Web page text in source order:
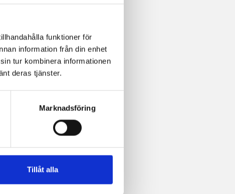
funktioner för
information från din enhet
tur kombinera informationen
deras tjänster.
Marknadsföring
Tillåt alla